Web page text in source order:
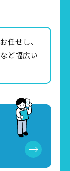
任せし、
ど幅広い